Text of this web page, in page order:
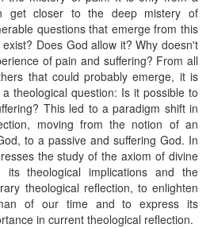
get closer to the deep mistery of
questions that emerge from this
Does God allow it? Why doesn't
of pain and suffering? From all
that could probably emerge, it is
theological question: Is it possible to
This led to a paradigm shift in
moving from the notion of an
to a passive and suffering God. In
the study of the axiom of divine
theological implications and the
theological reflection, to enlighten
of our time and to express its
in current theological reflection.